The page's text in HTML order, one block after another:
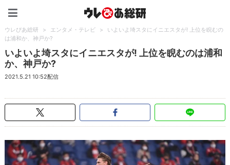
ウレぴあ総研 > エンタメ・テレビ >
いよいよ埼スタにイニエスタが! 上位を睨むの
は浦和か、神戸か?
いよいよ埼スタにイニエスタが! 上位を睨むのは浦和
か、神戸か?
2021.5.21 10:52配信